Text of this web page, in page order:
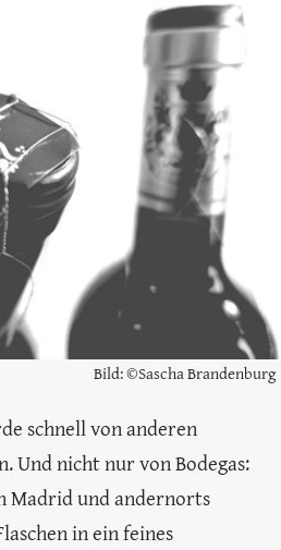
Bild: ©Sascha Brandenburg
schnell von anderen
Und nicht nur von Bodegas:
Madrid und andernorts
in ein feines